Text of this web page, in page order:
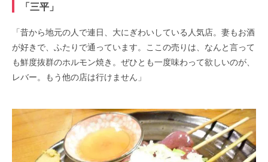
「三平」
「昔から地元の人で連日、大にぎわいしている人気店。妻もお酒
が好きで、ふたりで通っています。ここの売りは、なんと言って
も鮮度抜群のホルモン焼き。ぜひとも一度味わって欲しいのが、
レバー。もう他の店は行けません」